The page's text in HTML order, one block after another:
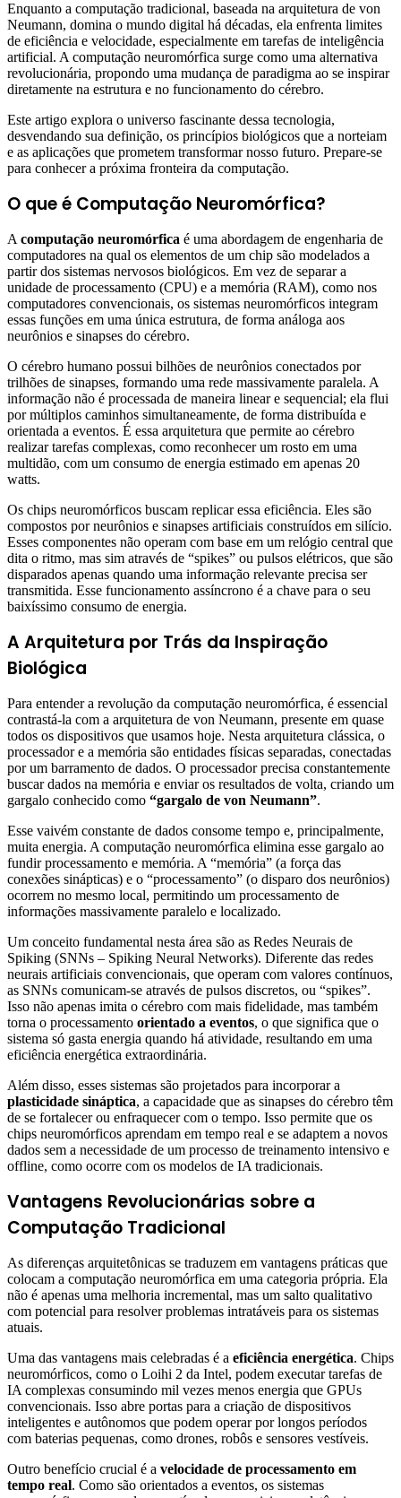
Enquanto a computação tradicional, baseada na arquitetura de von
Neumann, domina o mundo digital há décadas, ela enfrenta limites
de eficiência e velocidade, especialmente em tarefas de inteligência
artificial. A computação neuromórfica surge como uma alternativa
revolucionária, propondo uma mudança de paradigma ao se inspirar
diretamente na estrutura e no funcionamento do cérebro.
Este artigo explora o universo fascinante dessa tecnologia,
desvendando sua definição, os princípios biológicos que a norteiam
e as aplicações que prometem transformar nosso futuro. Prepare-se
para conhecer a próxima fronteira da computação.
O que é Computação Neuromórfica?
A computação neuromórfica é uma abordagem de engenharia de
computadores na qual os elementos de um chip são modelados a
partir dos sistemas nervosos biológicos. Em vez de separar a
unidade de processamento (CPU) e a memória (RAM), como nos
computadores convencionais, os sistemas neuromórficos integram
essas funções em uma única estrutura, de forma análoga aos
neurônios e sinapses do cérebro.
O cérebro humano possui bilhões de neurônios conectados por
trilhões de sinapses, formando uma rede massivamente paralela. A
informação não é processada de maneira linear e sequencial; ela flui
por múltiplos caminhos simultaneamente, de forma distribuída e
orientada a eventos. É essa arquitetura que permite ao cérebro
realizar tarefas complexas, como reconhecer um rosto em uma
multidão, com um consumo de energia estimado em apenas 20
watts.
Os chips neuromórficos buscam replicar essa eficiência. Eles são
compostos por neurônios e sinapses artificiais construídos em silício.
Esses componentes não operam com base em um relógio central que
dita o ritmo, mas sim através de “spikes” ou pulsos elétricos, que são
disparados apenas quando uma informação relevante precisa ser
transmitida. Esse funcionamento assíncrono é a chave para o seu
baixíssimo consumo de energia.
A Arquitetura por Trás da Inspiração
Biológica
Para entender a revolução da computação neuromórfica, é essencial
contrastá-la com a arquitetura de von Neumann, presente em quase
todos os dispositivos que usamos hoje. Nesta arquitetura clássica, o
processador e a memória são entidades físicas separadas, conectadas
por um barramento de dados. O processador precisa constantemente
buscar dados na memória e enviar os resultados de volta, criando um
gargalo conhecido como “gargalo de von Neumann”.
Esse vaivém constante de dados consome tempo e, principalmente,
muita energia. A computação neuromórfica elimina esse gargalo ao
fundir processamento e memória. A “memória” (a força das
conexões sinápticas) e o “processamento” (o disparo dos neurônios)
ocorrem no mesmo local, permitindo um processamento de
informações massivamente paralelo e localizado.
Um conceito fundamental nesta área são as Redes Neurais de
Spiking (SNNs – Spiking Neural Networks). Diferente das redes
neurais artificiais convencionais, que operam com valores contínuos,
as SNNs comunicam-se através de pulsos discretos, ou “spikes”.
Isso não apenas imita o cérebro com mais fidelidade, mas também
torna o processamento orientado a eventos, o que significa que o
sistema só gasta energia quando há atividade, resultando em uma
eficiência energética extraordinária.
Além disso, esses sistemas são projetados para incorporar a
plasticidade sináptica, a capacidade que as sinapses do cérebro têm
de se fortalecer ou enfraquecer com o tempo. Isso permite que os
chips neuromórficos aprendam em tempo real e se adaptem a novos
dados sem a necessidade de um processo de treinamento intensivo e
offline, como ocorre com os modelos de IA tradicionais.
Vantagens Revolucionárias sobre a
Computação Tradicional
As diferenças arquitetônicas se traduzem em vantagens práticas que
colocam a computação neuromórfica em uma categoria própria. Ela
não é apenas uma melhoria incremental, mas um salto qualitativo
com potencial para resolver problemas intratáveis para os sistemas
atuais.
Uma das vantagens mais celebradas é a eficiência energética. Chips
neuromórficos, como o Loihi 2 da Intel, podem executar tarefas de
IA complexas consumindo mil vezes menos energia que GPUs
convencionais. Isso abre portas para a criação de dispositivos
inteligentes e autônomos que podem operar por longos períodos
com baterias pequenas, como drones, robôs e sensores vestíveis.
Outro benefício crucial é a velocidade de processamento em
tempo real. Como são orientados a eventos, os sistemas